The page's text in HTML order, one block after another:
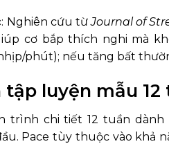
: Nghiên cứu từJournal of
cơ bắp thích nghi mà
phút); nếu tăng bất
tập luyện mẫu
trình chi tiết 12 tuần
Pace tùy thuộc vào khả